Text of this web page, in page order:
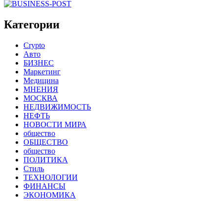
Категории
Crypto
Авто
БИЗНЕС
Маркетинг
Медицина
МНЕНИЯ
МОСКВА
НЕДВИЖИМОСТЬ
НЕФТЬ
НОВОСТИ МИРА
общество
ОБЩЕСТВО
общество
ПОЛИТИКА
Стиль
ТЕХНОЛОГИИ
ФИНАНСЫ
ЭКОНОМИКА